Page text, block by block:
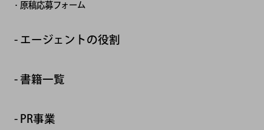
原稿応募フォーム
エージェントの役割
書籍一覧
PR事業